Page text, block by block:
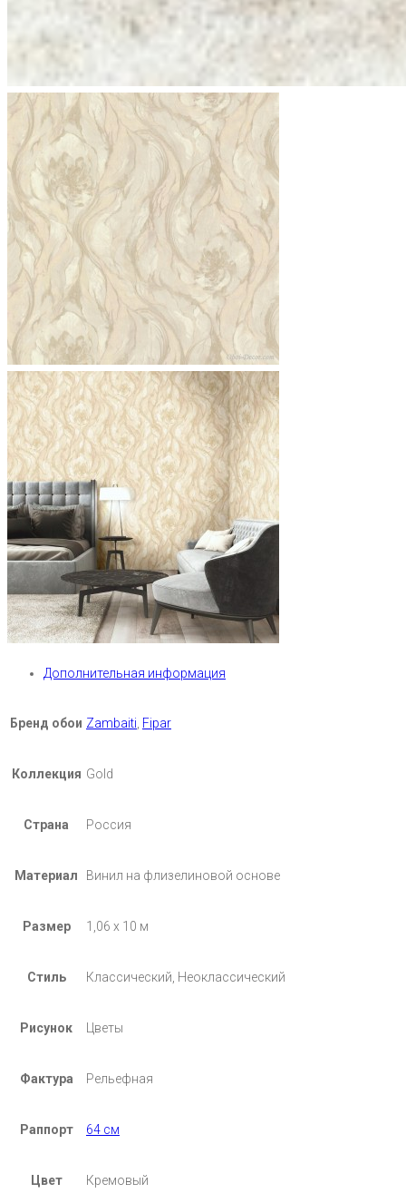
Дополнительная информация
Бренд обои Zambaiti Fipar
Коллекция Gold
Страна Россия
Материал Винил на флизелиновой основе
Размер 1,06 х 10 м
Стиль Классический, Неоклассический
Рисунок Цветы
Фактура Рельефная
Раппорт 64 см
Цвет Кремовый